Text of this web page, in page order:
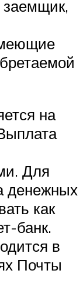
заемщик,
на
Для
денежных
как
банк.
в
Почты